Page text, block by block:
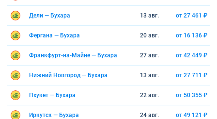
Дели — Бухара 13 авг. от 27 461 ₽
Фергана — Бухара 20 авг. от 16 136 ₽
Франкфурт-на-Майне — Бухара 27 авг. от 42 449 ₽
Нижний Новгород — Бухара 13 авг. от 27 711 ₽
Пхукет — Бухара 22 авг. от 50 355 ₽
Иркутск — Бухара 24 авг. от 49 121 ₽